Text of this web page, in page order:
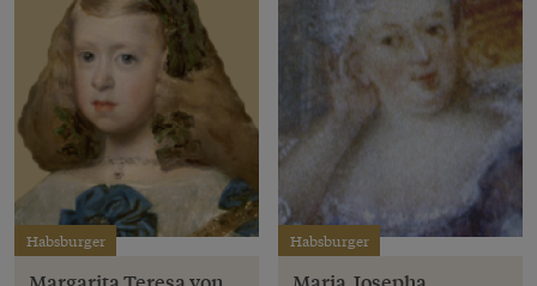
Habsburger Habsburger